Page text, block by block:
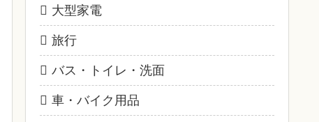
大型家電
旅行
バス・トイレ・洗面
車・バイク用品